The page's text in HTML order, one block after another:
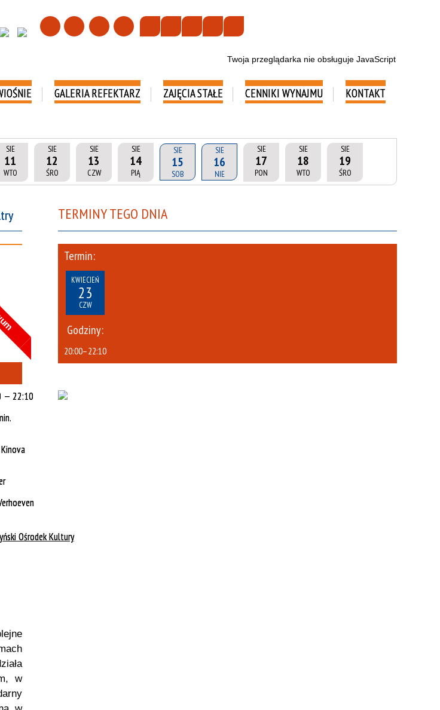
Twoja przeglądarka nie obsługuje JavaScript
GALERIA REFEKTARZ ZAJĘCIA STAŁE CENNIKI WYNAJMU KONTAKT
SIE
11
WTO
SIE
12
ŚRO
SIE
13
CZW
SIE
14
PIĄ
SIE
15
SOB
SIE
16
NIE
SIE
17
PON
SIE
18
WTO
SIE
19
ŚRO
— 22:10
Ośrodek Kultury
w
TERMINY TEGO DNIA
Termin:
KWIECIEŃ
23
CZW
Godziny:
20:00–22:10